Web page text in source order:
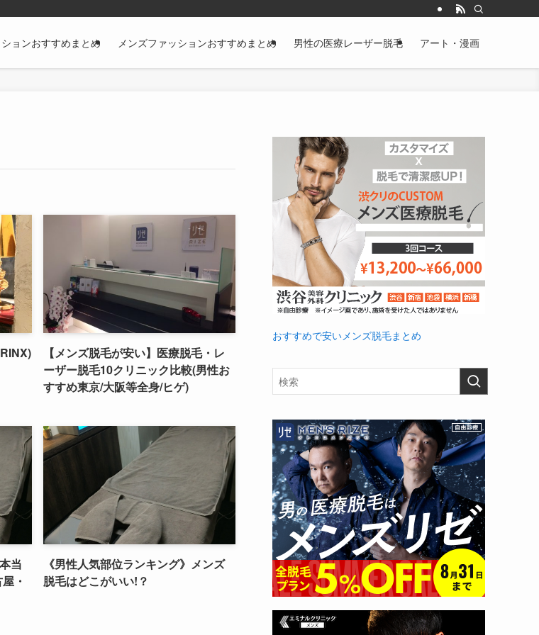
ョンおすすめまとめ メンズファッションおすすめまとめ 男性の医療レーザー脱毛 アート・漫画
【メンズ脱毛が安い】医療脱毛・レ
ーザー脱毛10クリニック比較(男性お
すすめ東京/大阪等全身/ヒゲ)
当
・
《男性人気部位ランキング》メンズ
脱毛はどこがいい!？
おすすめで安いメンズ脱毛まとめ